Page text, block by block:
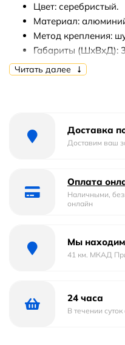
Цвет: серебристый.
Материал:
Метод крепления:
Габариты (ШхВхД):
Количество ярусов: 2.
Монтаж: подвесной
Читать далее
Доставка
Доставим ваш
Оплата
Наличными,
онлайн
Мы
41 км. МКАД
24 часа
В течении